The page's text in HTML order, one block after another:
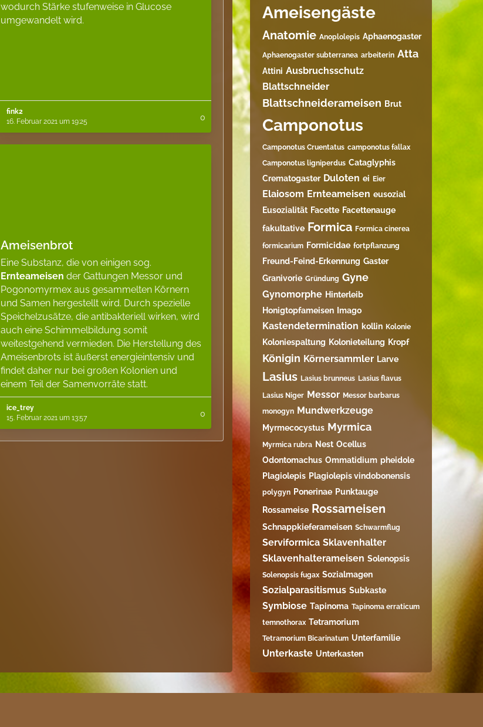
wodurch Stärke stufenweise in Glucose
umgewandelt wird.
fink2
16. Februar 2021 um 19:25
0
Ameisenbrot
Eine Substanz, die von einigen sog.
Ernteameisen der Gattungen Messor und
Pogonomyrmex aus gesammelten Körnern
und Samen hergestellt wird. Durch spezielle
Speichelzusätze, die antibakteriell wirken, wird
auch eine Schimmelbildung somit
weitestgehend vermieden. Die Herstellung des
Ameisenbrots ist äußerst energieintensiv und
findet daher nur bei großen Kolonien und
einem Teil der Samenvorräte statt.
ice_trey
15. Februar 2021 um 13:57
0
Ameisengäste
Anatomie Anoplolepis Aphaenogaster
Aphaenogaster subterranea arbeiterin Atta
Attini Ausbruchsschutz
Blattschneider
Blattschneiderameisen Brut
Camponotus
Camponotus Cruentatus camponotus fallax
Camponotus ligniperdus Cataglyphis
Crematogaster Duloten ei Eier
Elaiosom Ernteameisen eusozial
Eusozialität Facette Facettenauge
fakultative Formica Formica cinerea
formicarium Formicidae fortpflanzung
Freund-Feind-Erkennung Gaster
Granivorie Gründung Gyne
Gynomorphe Hinterleib
Honigtopfameisen Imago
Kastendetermination kollin Kolonie
Koloniespaltung Kolonieteilung Kropf
Königin Körnersammler Larve
Lasius Lasius brunneus Lasius flavus
Lasius Niger Messor Messor barbarus
monogyn Mundwerkzeuge
Myrmecocystus Myrmica
Myrmica rubra Nest Ocellus
Odontomachus Ommatidium pheidole
Plagiolepis Plagiolepis vindobonensis
polygyn Ponerinae Punktauge
Rossameise Rossameisen
Schnappkieferameisen Schwarmflug
Serviformica Sklavenhalter
Sklavenhalterameisen Solenopsis
Solenopsis fugax Sozialmagen
Sozialparasitismus Subkaste
Symbiose Tapinoma Tapinoma erraticum
temnothorax Tetramorium
Tetramorium Bicarinatum​ Unterfamilie
Unterkaste Unterkasten